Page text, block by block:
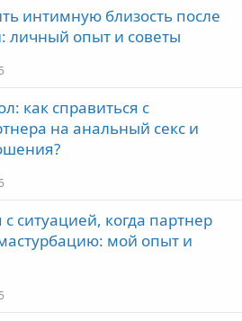
интимную близость после
личный опыт и советы
как справиться с
на анальный секс и
с ситуацией, когда партнер
мой опыт и